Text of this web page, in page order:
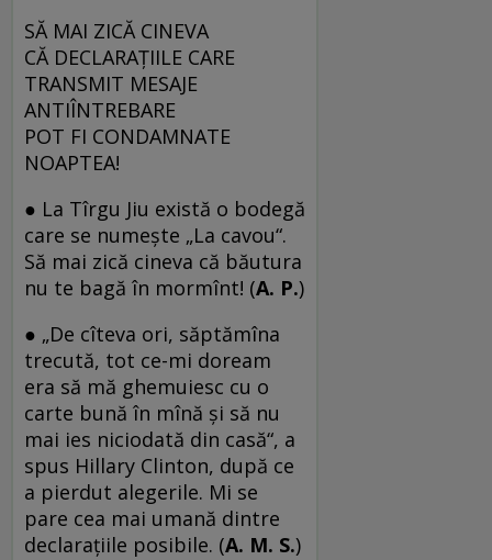
SĂ MAI ZICĂ CINEVA
CĂ DECLARAȚIILE CARE
TRANSMIT MESAJE
ANTIÎNTREBARE
POT FI CONDAMNATE
NOAPTEA!
● La Tîrgu Jiu există o bodegă
care se numește „La cavou“.
Să mai zică cineva că băutura
nu te bagă în mormînt! (A. P.)
● „De cîteva ori, săptămîna
trecută, tot ce-mi doream
era să mă ghemuiesc cu o
carte bună în mînă și să nu
mai ies niciodată din casă“, a
spus Hillary Clinton, după ce
a pierdut alegerile. Mi se
pare cea mai umană dintre
declarațiile posibile. (A. M. S.)